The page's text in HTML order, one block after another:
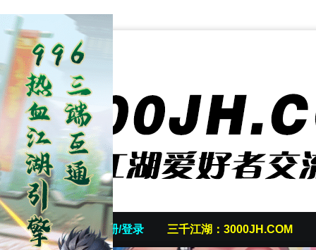
首页 发帖/注册/登录 三千江湖：3000JH.COM